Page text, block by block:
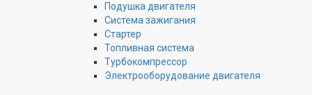
Подушка двигателя
Система зажигания
Стартер
Топливная система
Турбокомпрессор
Электрооборудование двигателя